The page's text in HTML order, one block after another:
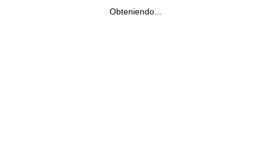
Obteniendo...